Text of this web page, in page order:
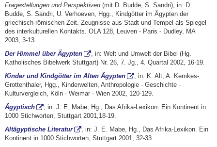
Fragestellungen und Perspektiven (mit D. Budde, S. Sandri), in: D.
Budde, S. Sandri, U. Verhoeven, Hgg., Kindgötter im Ägypten der
griechisch-römischen Zeit. Zeugnisse aus Stadt und Tempel als Spiegel
des interkulturellen Kontakts. OLA 128, Leuven - Paris - Dudley, MA
2003, 3-13.
Der Himmel über Ägypten
, in: Welt und Umwelt der Bibel (Hg.
Katholisches Bibelwerk Stuttgart) Nr. 26, 7. Jg., 4. Quartal 2002, 16-19.
Kinder und Kindgötter im Alten Ägypten
, in: K. Alt, A. Kemkes-
Grottenthaler, Hgg., Kinderwelten, Anthropologie - Geschichte -
Kulturvergleich, Köln - Weimar - Wien 2002, 120-129.
Ägyptisch
, in: J. E. Mabe, Hg., Das Afrika-Lexikon. Ein Kontinent in
1000 Stichworten, Stuttgart 2001,18-19.
Altägyptische Literatur
, in: J. E. Mabe, Hg., Das Afrika-Lexikon. Ein
Kontinent in 1000 Stichworten, Stuttgart 2001, 32-33.